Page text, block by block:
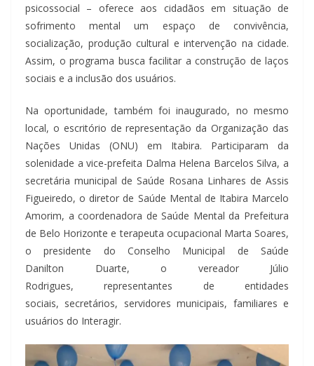
psicossocial – oferece aos cidadãos em situação de
sofrimento mental um espaço de convivência,
socialização, produção cultural e intervenção na cidade.
Assim, o programa busca facilitar a construção de laços
sociais e a inclusão dos usuários.
Na oportunidade, também foi inaugurado, no mesmo
local, o escritório de representação da Organização das
Nações Unidas (ONU) em Itabira. Participaram da
solenidade a vice-prefeita Dalma Helena Barcelos Silva, a
secretária municipal de Saúde Rosana Linhares de Assis
Figueiredo, o diretor de Saúde Mental de Itabira Marcelo
Amorim, a coordenadora de Saúde Mental da Prefeitura
de Belo Horizonte e terapeuta ocupacional Marta Soares,
o presidente do Conselho Municipal de Saúde
Danilton Duarte, o vereador Júlio
Rodrigues, representantes de entidades
sociais, secretários, servidores municipais, familiares e
usuários do Interagir.